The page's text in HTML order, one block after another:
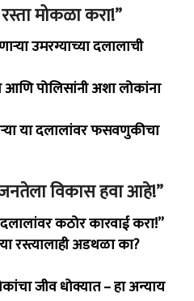
मोकळा करा!”
उमरग्याच्या दलालाची
आणि पोलिसांनी अशा लोकांना
या दलालांवर फसवणुकीचा
विकास हवा आहे!”
कठोर कारवाई करा!”
रस्त्यालाही अडथळा का?
जीव धोक्यात – हा अन्याय